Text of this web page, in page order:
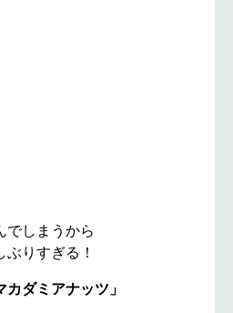
でしまうから
りすぎる！
ダミアナッツ」